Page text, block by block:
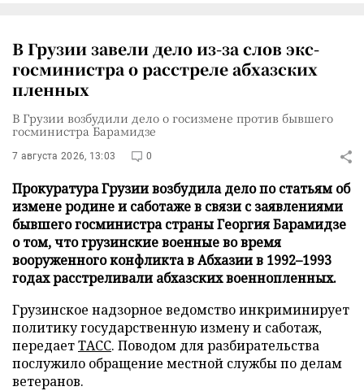
В Грузии завели дело из-за слов экс-
госминистра о расстреле абхазских
пленных
В Грузии возбудили дело о госизмене против бывшего
госминистра Барамидзе
7 августа 2026, 13:03 0
Прокуратура Грузии возбудила дело по статьям об
измене родине и саботаже в связи с заявлениями
бывшего госминистра страны Георгия Барамидзе
о том, что грузинские военные во время
вооруженного конфликта в Абхазии в 1992–1993
годах расстреливали абхазских военнопленных.
Грузинское надзорное ведомство инкриминирует
политику государственную измену и саботаж,
передаетТАСС. Поводом для разбирательства
послужило обращение местной службы по делам
ветеранов.